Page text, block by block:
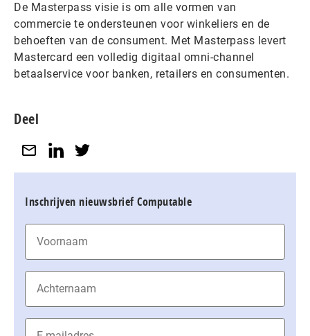
De Masterpass visie is om alle vormen van
commercie te ondersteunen voor winkeliers en de
behoeften van de consument. Met Masterpass levert
Mastercard een volledig digitaal omni-channel
betaalservice voor banken, retailers en consumenten.
Deel
Inschrijven nieuwsbrief Computable